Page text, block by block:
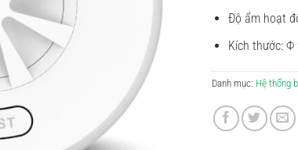
Độ ẩm hoạt
Kích thước: Ф
Danh mục: Hệ thống